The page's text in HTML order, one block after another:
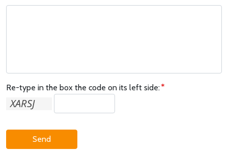
Re-type in the box the code on its left side:
Send